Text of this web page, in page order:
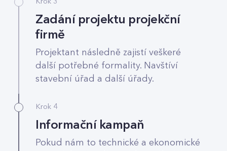
Krok 3
Zadání projektu projekční
firmě
Projektant následně zajistí veškeré
další potřebné formality. Navštíví
stavební úřad a další úřady.
Krok 4
Informační kampaň
Pokud nám to technické a ekonomické